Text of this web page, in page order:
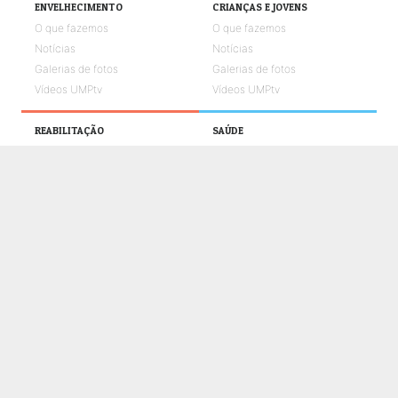
ENVELHECIMENTO
O que fazemos
Notícias
Galerias de fotos
Vídeos UMPtv
CRIANÇAS E JOVENS
O que fazemos
Notícias
Galerias de fotos
Vídeos UMPtv
REABILITAÇÃO SAÚDE